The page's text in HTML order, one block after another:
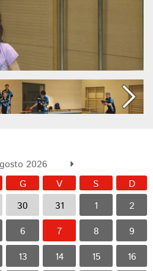
2026
G V S D
30 31 1 2
6 7 8 9
13 14 15 16